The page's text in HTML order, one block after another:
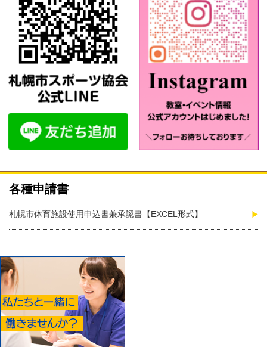
各種申請書
札幌市体育施設使用申込書兼承認書【EXCEL形式】